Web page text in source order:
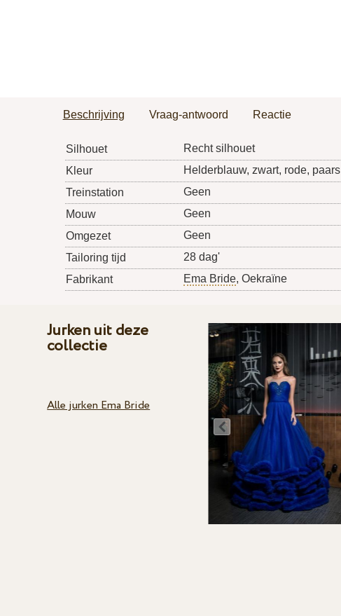
Beschrijving Vraag-antwoord Reactie
Silhouet
Recht silhouet
Kleur
Helderblauw, zwart, rode, paars
Treinstation
Geen
Mouw
Geen
Omgezet
Geen
Tailoring tijd
28 dag'
Fabrikant
Ema Bride, Oekraïne
Jurken uit deze
collectie
Alle jurken Ema Bride